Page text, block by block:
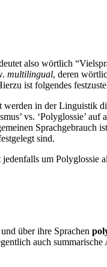
also wörtlich
multilingual, deren
ist folgendes
werden in der Linguistik
vs. ‘Polyglossie’ auf
Sprachgebrauch
sind.
jedenfalls um Polyglossie
über ihre Sprachen
auch